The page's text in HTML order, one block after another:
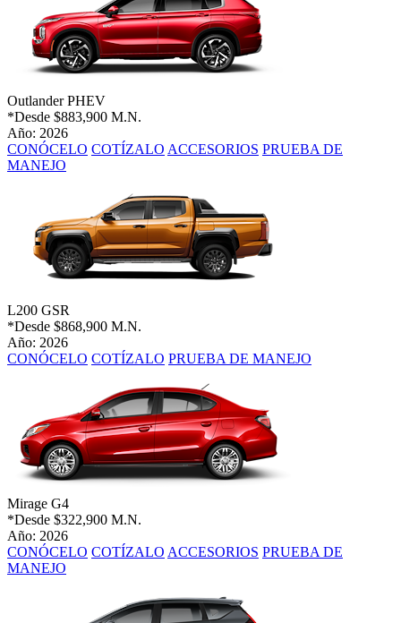
Outlander PHEV
*Desde $883,900 M.N.
Año: 2026
CONÓCELO COTÍZALO ACCESORIOS PRUEBA DE
MANEJO
L200 GSR
*Desde $868,900 M.N.
Año: 2026
CONÓCELO COTÍZALO PRUEBA DE MANEJO
Mirage G4
*Desde $322,900 M.N.
Año: 2026
CONÓCELO COTÍZALO ACCESORIOS PRUEBA DE
MANEJO